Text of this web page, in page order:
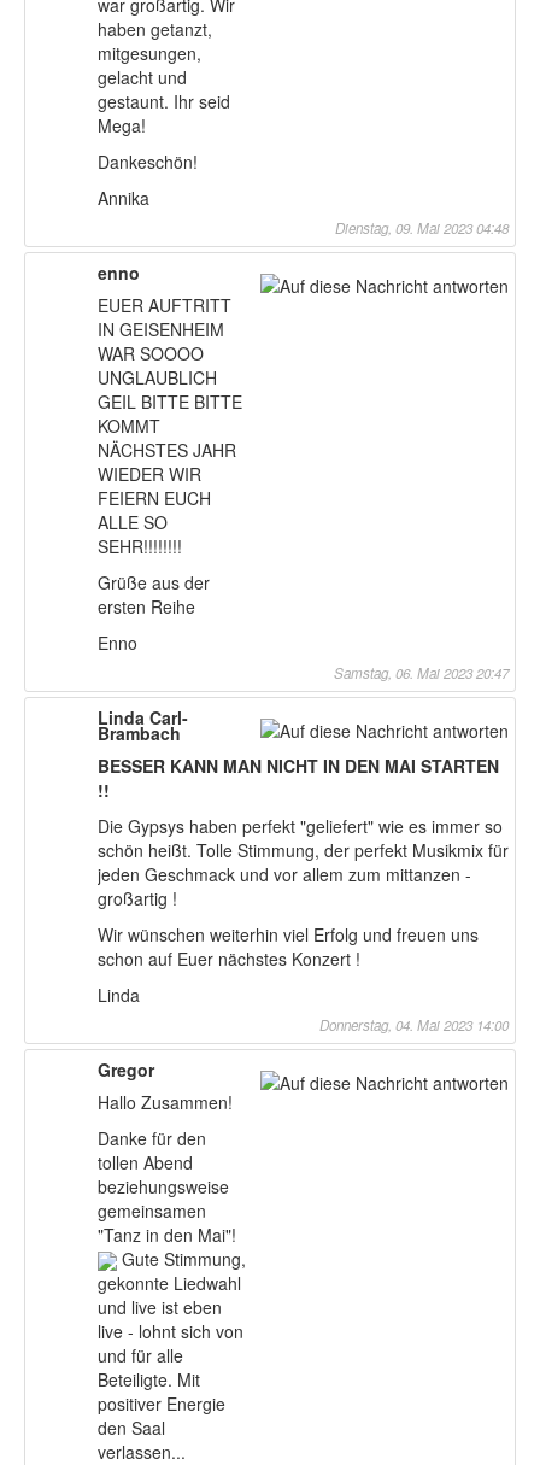
haben getanzt,
mitgesungen,
gelacht und
gestaunt. Ihr seid
Mega!
Dankeschön!
Annika
Dienstag, 09. Mai 2023 04:48
enno
EUER AUFTRITT
IN GEISENHEIM
WAR SOOOO
UNGLAUBLICH
GEIL BITTE BITTE
KOMMT
NÄCHSTES JAHR
WIEDER WIR
FEIERN EUCH
ALLE SO
SEHR!!!!!!!!
Grüße aus der
ersten Reihe
Enno
Samstag, 06. Mai 2023 20:47
Linda Carl-
Brambach
BESSER KANN MAN NICHT IN DEN MAI STARTEN
!!
Die Gypsys haben perfekt "geliefert" wie es immer so
schön heißt. Tolle Stimmung, der perfekt Musikmix für
jeden Geschmack und vor allem zum mittanzen -
großartig !
Wir wünschen weiterhin viel Erfolg und freuen uns
schon auf Euer nächstes Konzert !
Linda
Donnerstag, 04. Mai 2023 14:00
Gregor
Hallo Zusammen!
Danke für den
tollen Abend
beziehungsweise
gemeinsamen
"Tanz in den Mai"!
Gute Stimmung,
gekonnte Liedwahl
und live ist eben
live - lohnt sich von
und für alle
Beteiligte. Mit
positiver Energie
den Saal
verlassen...